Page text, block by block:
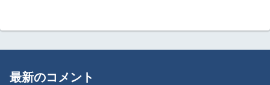
最新のコメント